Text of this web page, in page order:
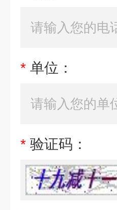
* 单位：
* 验证码：